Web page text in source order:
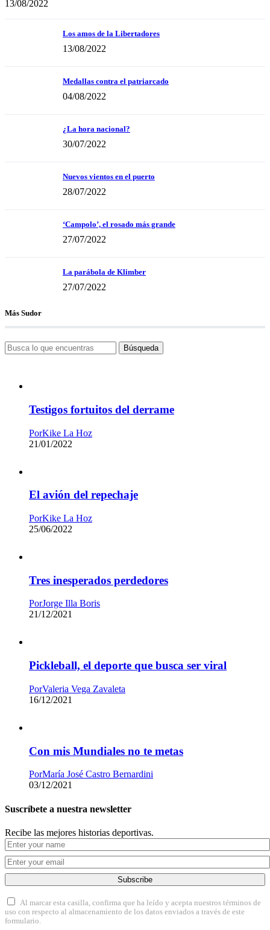
13/08/2022
Los amos de la Libertadores
13/08/2022
Medallas contra el patriarcado
04/08/2022
¿La hora nacional?
30/07/2022
Nuevos vientos en el puerto
28/07/2022
‘Campolo’, el rosado más grande
27/07/2022
La parábola de Klimber
27/07/2022
Más Sudor
Búsqueda
Testigos fortuitos del derrame
PorKike La Hoz
21/01/2022
El avión del repechaje
PorKike La Hoz
25/06/2022
Tres inesperados perdedores
PorJorge Illa Boris
21/12/2021
Pickleball, el deporte que busca ser viral
PorValeria Vega Zavaleta
16/12/2021
Con mis Mundiales no te metas
PorMaría José Castro Bernardini
03/12/2021
Suscríbete a nuestra newsletter
Recibe las mejores historias deportivas.
Subscribe
Al marcar esta casilla, confirma que ha leído y acepta nuestros términos de
uso con respecto al almacenamiento de los datos enviados a través de este
formulario.